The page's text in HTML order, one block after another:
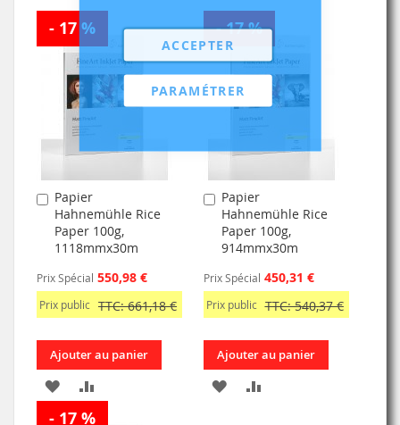
ACCEPTER
PARAMÉTRER
- 17 %
Papier
Hahnemühle Rice
Paper 100g,
1118mmx30m
Prix Spécial 550,98 €
Prix public TTC: 661,18 €
Ajouter
au
panier
Ajouter au panier
AJOUTER
À
AU
- 17 %
Papier
Hahnemühle Rice
Paper 100g,
914mmx30m
Prix Spécial 450,31 €
Prix public TTC: 540,37 €
Ajouter
au
panier
Ajouter au panier
AJOUTER
- 17 %